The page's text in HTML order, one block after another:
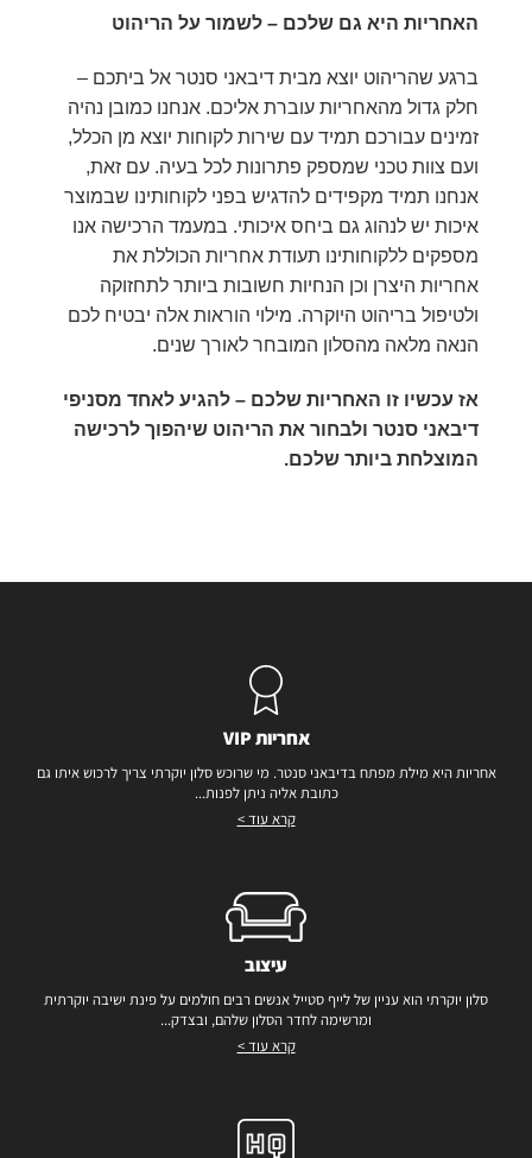
האחריות היא גם שלכם – לשמור על הריהוט
ברגע שהריהוט יוצא מבית דיבאני סנטר אל ביתכם –
חלק גדול מהאחריות עוברת אליכם. אנחנו כמובן נהיה
זמינים עבורכם תמיד עם שירות לקוחות יוצא מן הכלל,
ועם צוות טכני שמספק פתרונות לכל בעיה. עם זאת,
אנחנו תמיד מקפידים להדגיש בפני לקוחותינו שבמוצר
איכות יש לנהוג גם ביחס איכותי. במעמד הרכישה אנו
מספקים ללקוחותינו תעודת אחריות הכוללת את
אחריות היצרן וכן הנחיות חשובות ביותר לתחזוקה
ולטיפול בריהוט היוקרה. מילוי הוראות אלה יבטיח לכם
הנאה מלאה מהסלון המובחר לאורך שנים.
אז עכשיו זו האחריות שלכם – להגיע לאחד מסניפי
דיבאני סנטר ולבחור את הריהוט שיהפוך לרכישה
המוצלחת ביותר שלכם.
אחריות VIP
אחריות היא מילת מפתח בדיבאני סנטר. מי שרוכש סלון יוקרתי צריך לרכוש איתו גם
כתובת אליה ניתן לפנות...
קרא עוד >
עיצוב
סלון יוקרתי הוא עניין של לייף סטייל אנשים רבים חולמים על פינת ישיבה יוקרתית
ומרשימה לחדר הסלון שלהם, ובצדק...
קרא עוד >